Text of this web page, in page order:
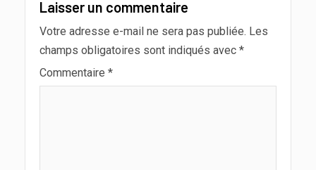
Laisser un commentaire
Votre adresse e-mail ne sera pas publiée. Les
champs obligatoires sont indiqués avec *
Commentaire *